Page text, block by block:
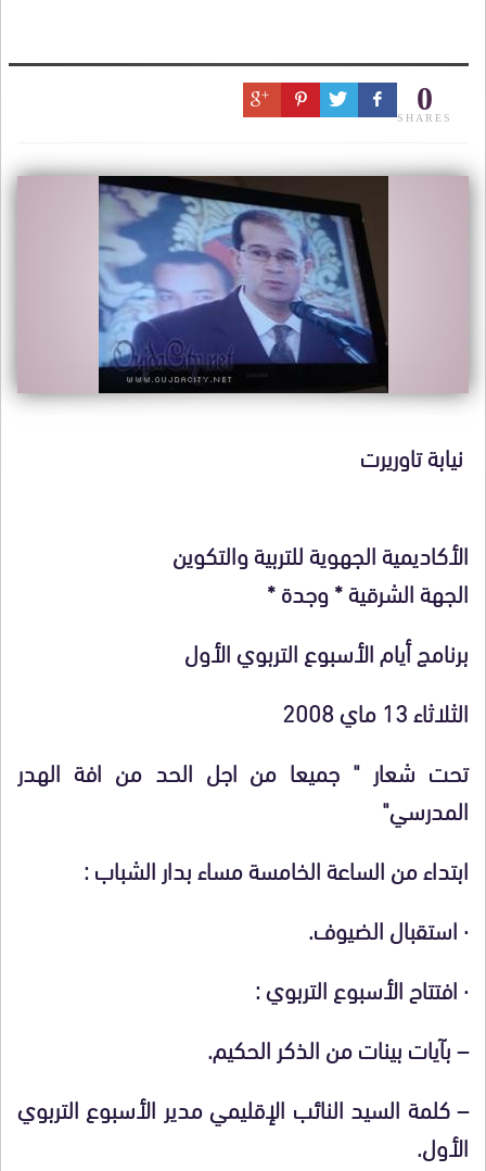
0
SHARES
نيابة تاوريرت
الأكاديمية الجهوية للتربية والتكوين
الجهة الشرقية * وجدة *
برنامجأيامالأسبوعالتربويالأول
الثلاثاء 13 ماي 2008
تحت شعار " جميعا من اجل الحد من افة الهدر
المدرسي"
ابتداء من الساعة الخامسة مساء بدار الشباب :
·استقبال الضيوف.
·افتتاح الأسبوع التربوي :
– بآيات بينات من الذكر الحكيم.
– كلمة السيد النائب الإقليمي مدير الأسبوع التربوي
الأول.